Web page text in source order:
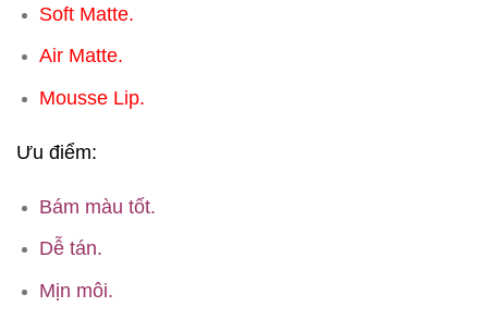
Soft Matte.
Air Matte.
Mousse Lip.
Ưu điểm:
Bám màu tốt.
Dễ tán.
Mịn môi.